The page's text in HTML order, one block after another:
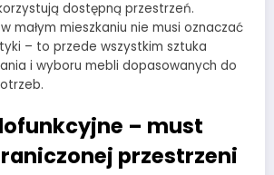
dostępną przestrzeń.
małym mieszkaniu nie musi oznaczać
– to przede wszystkim sztuka
i wyboru mebli dopasowanych do
– must
przestrzeni